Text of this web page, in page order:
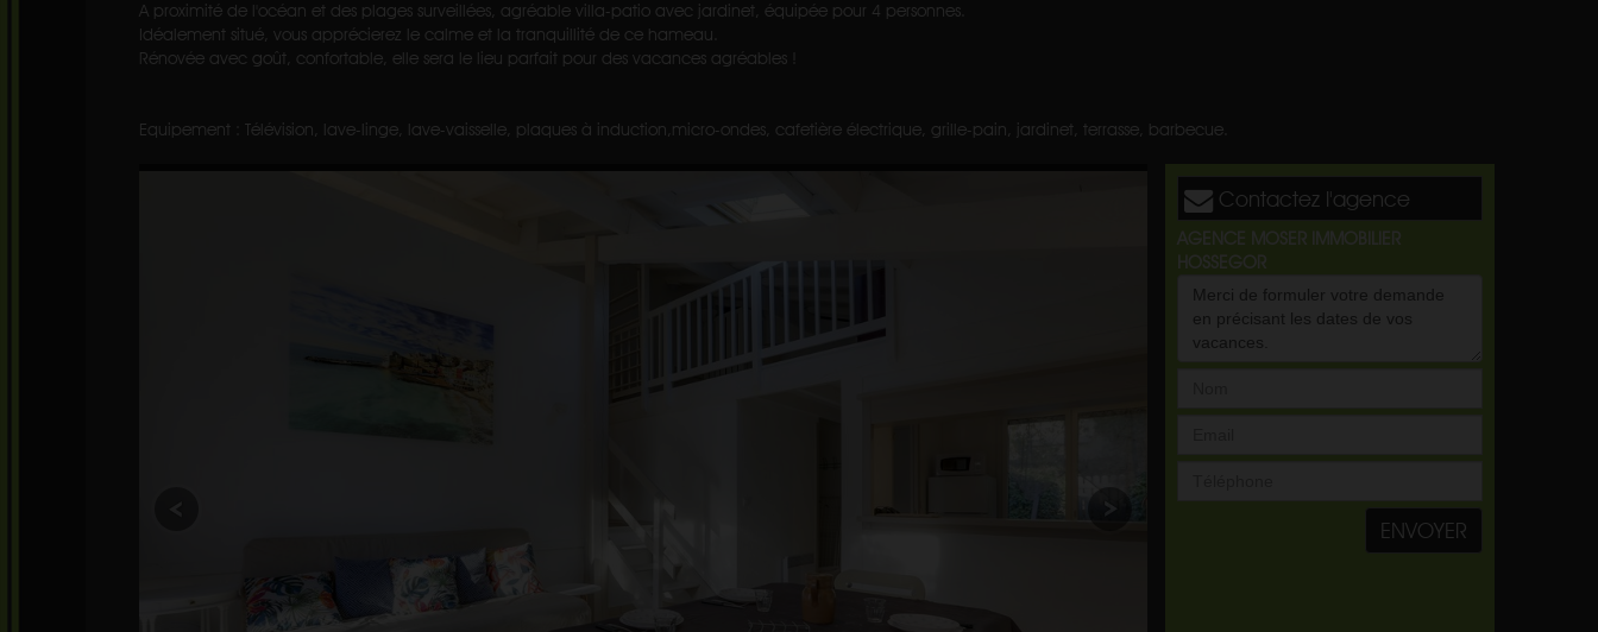
A proximité de l'océan et des plages surveillées, agréable villa-patio avec jardinet, équipée pour 4 personnes.
Idéalement situé, vous apprécierez le calme et la tranquillité de ce hameau.
Rénovée avec goût, confortable, elle sera le lieu parfait pour des vacances agréables !
Equipement : Télévision, lave-linge, lave-vaisselle, plaques à induction,micro-ondes, cafetière électrique, grille-pain, jardinet, terrasse, barbecue.
Contactez l'agence
AGENCE MOSER IMMOBILIER
HOSSEGOR
ENVOYER